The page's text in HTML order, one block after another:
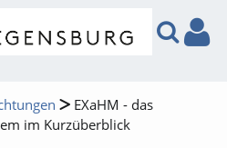
EXaHM - das
im Kurzüberblick